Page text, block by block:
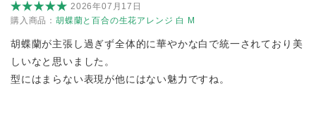
2026年07月17日
購入商品： 胡蝶蘭と百合の生花アレンジ 白 M
胡蝶蘭が主張し過ぎず全体的に華やかな白で統一されており美
しいなと思いました。
型にはまらない表現が他にはない魅力ですね。